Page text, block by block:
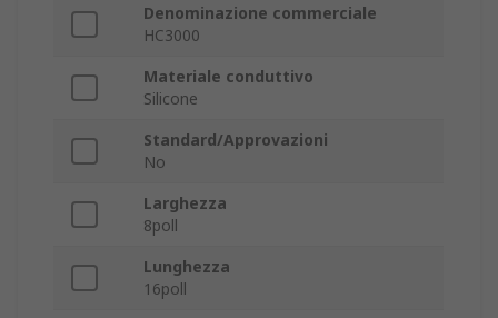
Denominazione commerciale
HC3000
Materiale conduttivo
Silicone
Standard/Approvazioni
No
Larghezza
8poll
Lunghezza
16poll